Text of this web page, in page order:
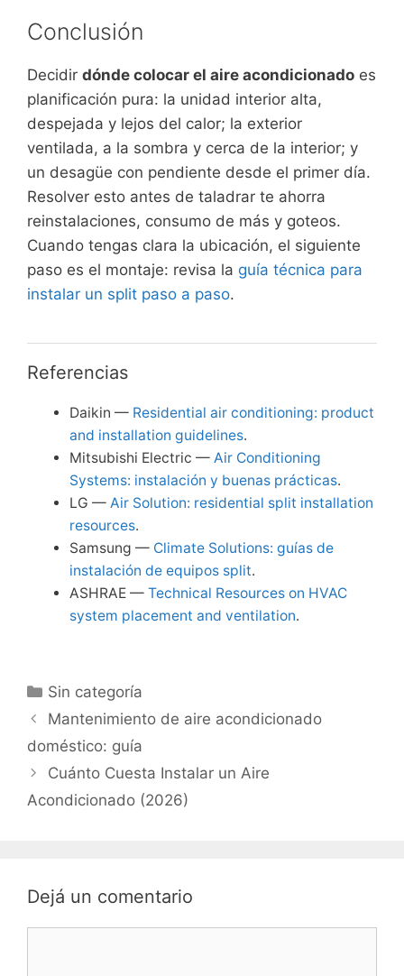
Conclusión
Decidir dónde colocar el aire acondicionado es
planificación pura: la unidad interior alta,
despejada y lejos del calor; la exterior
ventilada, a la sombra y cerca de la interior; y
un desagüe con pendiente desde el primer día.
Resolver esto antes de taladrar te ahorra
reinstalaciones, consumo de más y goteos.
Cuando tengas clara la ubicación, el siguiente
paso es el montaje: revisa la guía técnica para
instalar un split paso a paso.
Referencias
Daikin — Residential air conditioning: product
and installation guidelines.
Mitsubishi Electric — Air Conditioning
Systems: instalación y buenas prácticas.
LG — Air Solution: residential split installation
resources.
Samsung — Climate Solutions: guías de
instalación de equipos split.
ASHRAE — Technical Resources on HVAC
system placement and ventilation.
Categorías
Sin categoría
Mantenimiento de aire acondicionado
doméstico: guía
Cuánto Cuesta Instalar un Aire
Acondicionado (2026)
Dejá un comentario